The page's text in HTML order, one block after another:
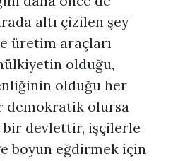
altı çizilen şey
üretim araçları
olduğu,
olduğu her
demokratik olursa
devlettir, işçilerle
boyun eğdirmek için